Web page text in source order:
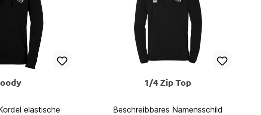
1/4 Zip Top
Beschreibbares Namensschild